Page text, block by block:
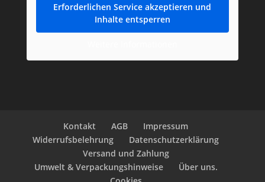
Erforderlichen Service akzeptieren und
Inhalte entsperren
Kontakt AGB
Impressum
Widerrufsbelehrung
Datenschutzerklärung
Versand und Zahlung
Umwelt & Verpackungshinweise
Über uns.